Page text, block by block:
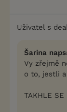
Uživatel s
Šarina
Vy zřejmě
o to, jestli
TAKHLE SE